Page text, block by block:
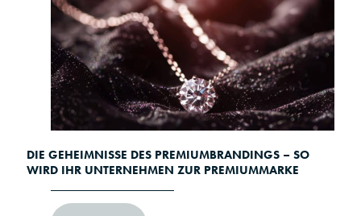
DIE GEHEIMNISSE DES PREMIUMBRANDINGS – SO
WIRD IHR UNTERNEHMEN ZUR PREMIUMMARKE